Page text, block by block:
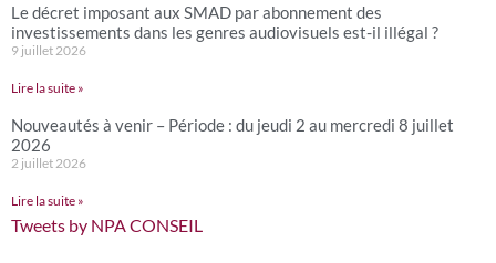
Le décret imposant aux SMAD par abonnement des
investissements dans les genres audiovisuels est-il illégal ?
9 juillet 2026
Lire la suite »
Nouveautés à venir – Période : du jeudi 2 au mercredi 8 juillet
2026
2 juillet 2026
Lire la suite »
Tweets by NPA CONSEIL